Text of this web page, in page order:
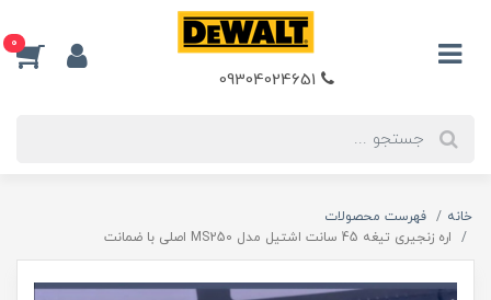
0
خانه
فهرست محصولات
اره زنجیری تیغه 45 سانت اشتیل مدل MS250 اصلی با ضمانت